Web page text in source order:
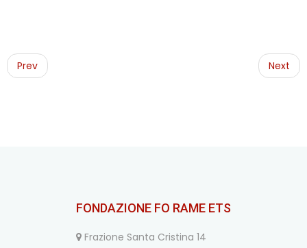
Post
navigation
Prev Next
FONDAZIONE FO RAME ETS
Frazione Santa Cristina 14